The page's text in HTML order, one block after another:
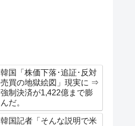
韓国「株価下落･追証･反対
売買の地獄絵図」現実に ⇒
強制決済が1,422億まで膨
んだ。
韓国記者「そんな説明で米